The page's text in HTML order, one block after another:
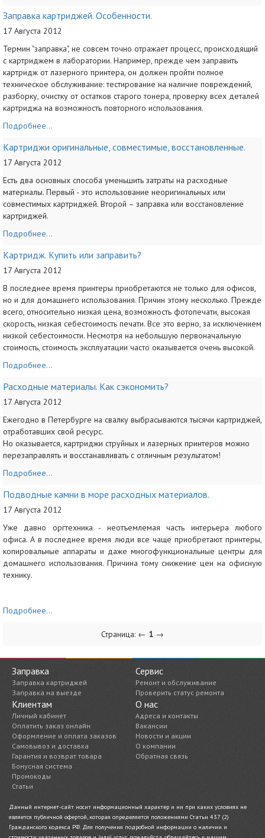
Заправка картриджей. Особенности.
17 Августа 2012
Термин "заправка", не совсем точно отражает процесс, происходящий
с картриджем в лаборатории. Например, прежде чем заправить
картридж от лазерного принтера, он должен пройти полное
техническое обслуживание: тестирование на наличие повреждений,
разборку, очистку от остатков старого тонера, проверку всех деталей
картриджа на возможность повторного использования.
Подробнее...
Картриджи оригинальные, совместимые, восстановленные.
17 Августа 2012
Есть два основных способа уменьшить затраты на расходные
материалы. Первый - это использование неоригинальных или
совместимых картриджей. Второй – заправка или восстановление
картриджей.
Подробнее...
Картридж. Купить или заправить?
17 Августа 2012
В последнее время принтеры приобретаются не только для офисов,
но и для домашнего использования. Причин этому несколько. Прежде
всего, относительно низкая цена, возможность фотопечати, высокая
скорость, низкая себестоимость печати. Все это верно, за исключением
низкой себестоимости. Несмотря на небольшую первоначальную
стоимость, стоимость эксплуатации часто оказывается очень высокой.
Подробнее...
Расходные материалы. Как сэкономить?
17 Августа 2012
Ежегодно в Петербурге на свалку выбрасываются тысячи картриджей,
отработавших свой ресурс.
Но оказывается, картриджи струйных и лазерных принтеров можно
перезаправлять и восстанавливать с отличным результатом!
Подробнее...
Подводные камни в море расходных материалов.
17 Августа 2012
Уже давно оргтехника - неотъемлемая часть интерьера любого
офиса. А в последнее время люди все чаще приобретают принтеры,
копировальные аппараты и даже многофункциональные центры для
домашнего использования. Причина тому снижение цен на офисную
технику.
Подробнее...
Страница: ← 1 →
Заправка
Заправка картриджей
Заправка на выезде
Сервис
Ремонт и обслуживание
Проверить статус ремонта
Клиентам
Личный кабинет
Оплатить заказ онлайн
Оформление и оплата заказов
Самовывоз и доставка
Гарантия и возврат товара
Бонусная система
Промокоды
Статьи
О нас
Адреса и контакты
Вакансии
Новости и акции
О компании
Обратная связь
Данный интернет-сайт носит информационный характер и ни при каких условиях не
является публичной офертой, которая определяется положениями Статьи 437 (2)
Гражданского кодекса РФ. Для получения подробной информации о наличии и